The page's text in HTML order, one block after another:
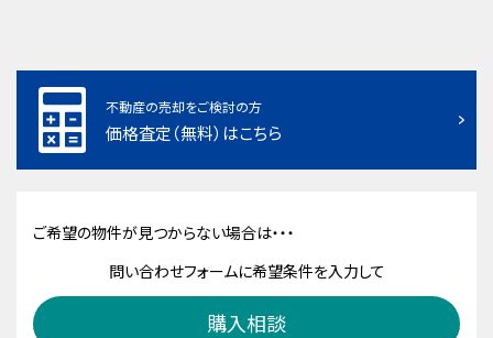
不動産の売却をご検討の方
価格査定（無料）はこちら
ご希望の物件が見つからない場合は・・・
問い合わせフォームに希望条件を入力して
購入相談